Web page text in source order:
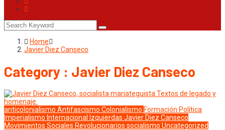
Home
Javier Diez Canseco
Category : Javier Diez Canseco
anticolonialismo Antifascismo Colonialismo Formación Política
Imperialismo Internacional Izquierdas Javier Diez Canseco
Movimientos Sociales Revolucionarios socialismo Uncategorized